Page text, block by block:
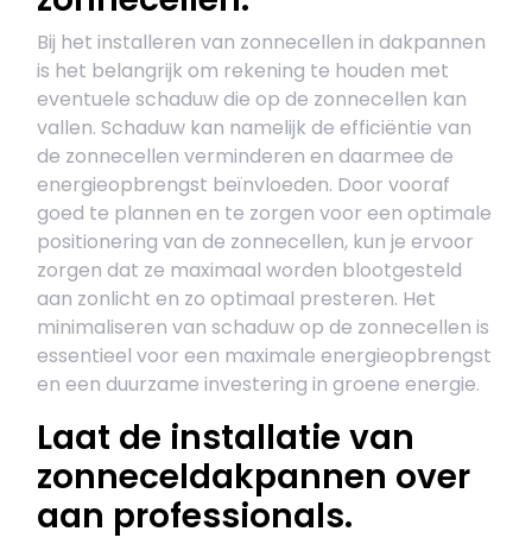
Bij het installeren van zonnecellen in dakpannen
is het belangrijk om rekening te houden met
eventuele schaduw die op de zonnecellen kan
vallen. Schaduw kan namelijk de efficiëntie van
de zonnecellen verminderen en daarmee de
energieopbrengst beïnvloeden. Door vooraf
goed te plannen en te zorgen voor een optimale
positionering van de zonnecellen, kun je ervoor
zorgen dat ze maximaal worden blootgesteld
aan zonlicht en zo optimaal presteren. Het
minimaliseren van schaduw op de zonnecellen is
essentieel voor een maximale energieopbrengst
en een duurzame investering in groene energie.
Laat de installatie van
zonneceldakpannen over
aan professionals.